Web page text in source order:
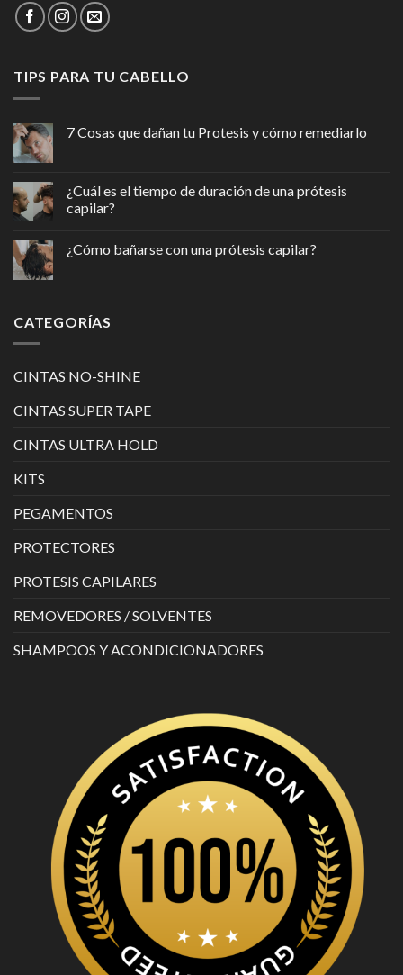
TIPS PARA TU CABELLO
7 Cosas que dañan tu Protesis y cómo remediarlo
¿Cuál es el tiempo de duración de una prótesis
capilar?
¿Cómo bañarse con una prótesis capilar?
CATEGORÍAS
CINTAS NO-SHINE
CINTAS SUPER TAPE
CINTAS ULTRA HOLD
KITS
PEGAMENTOS
PROTECTORES
PROTESIS CAPILARES
REMOVEDORES / SOLVENTES
SHAMPOOS Y ACONDICIONADORES